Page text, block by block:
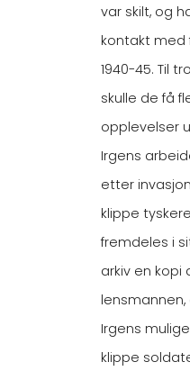
var skilt, og
kontakt med
1940-45. Til
skulle de få
opplevelser
Irgens
etter
klippe
fremdeles i
arkiv en kopi
Irgens
klippe